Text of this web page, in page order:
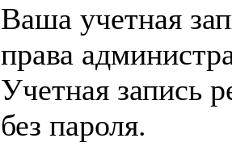
Ваша учетная
права
Учетная запись
без пароля.